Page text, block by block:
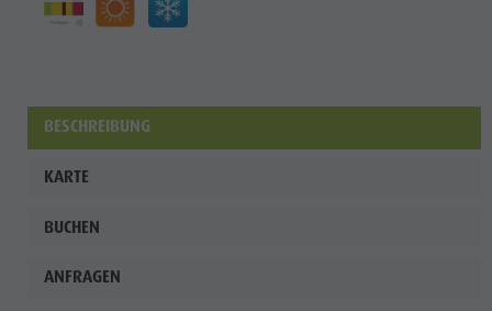
BESCHREIBUNG
KARTE
BUCHEN
ANFRAGEN